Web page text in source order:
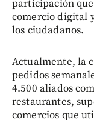
participación
comercio digital
los ciudadanos.
Actualmente, la
pedidos
4.500 aliados
restaurantes,
comercios que